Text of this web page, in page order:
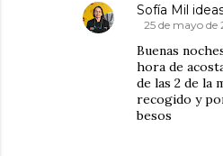
Sofía Mil
25 de mayo de
Buenas
hora de
de las 2 de la
recogido y
besos